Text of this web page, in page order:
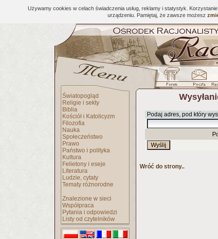
Używamy cookies w celach świadczenia usług, reklamy i statystyk.
urządzeniu. Pamiętaj, że zawsze możesz
Światopogląd
Religie i sekty
Biblia
Kościół i Katolicyzm
Filozofia
Nauka
Społeczeństwo
Prawo
Państwo i polityka
Kultura
Felietony i eseje
Literatura
Ludzie, cytaty
Tematy różnorodne
Znalezione w sieci
Współpraca
Pytania i odpowiedzi
Listy od czytelników
Podaj adres, pod który
Wróć do strony..